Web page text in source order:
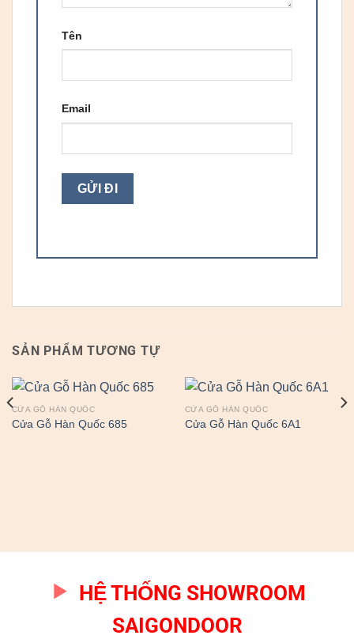
Tên
Email
SẢN PHẨM TƯƠNG TỰ
CỬA GỖ HÀN QUỐC
Cửa Gỗ Hàn Quốc 685
CỬA GỖ HÀN QUỐC
Cửa Gỗ Hàn Quốc 6A1
HỆ THỐNG SHOWROOM
SAIGONDOOR